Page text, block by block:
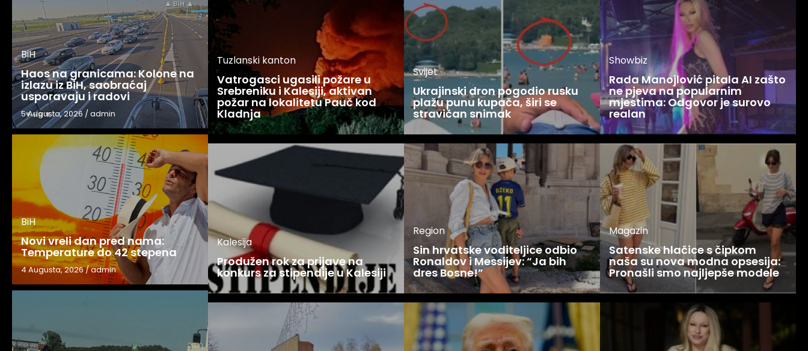
BiH
Haos na granicama: Kolone na
izlazu iz BiH, saobraćaj
usporavaju i radovi
5 Augusta, 2026 /admin
BiH
Novi vreli dan pred nama:
Temperature do 42 stepena
4 Augusta, 2026/admin
Tuzlanski kanton
Vatrogasci ugasili požare u
Srebreniku i Kalesiji, aktivan
požar na lokalitetu Pauč kod
Kladnja
Kalesija
Produžen rok za prijave na
konkurs za stipendije u Kalesiji
Svijet
Ukrajinski dron pogodio rusku
plažu punu kupača, širi se
stravičan snimak
Region
Sin hrvatske voditeljice odbio
Ronaldov i Messijev: “Ja bih
dres Bosne!”
Showbiz
Rada Manojlović pitala AI zašto
ne pjeva na popularnim
mjestima: Odgovor je surovo
realan
Magazin
Satenske hlačice s čipkom
naša su nova modna opsesija:
Pronašli smo najljepše modele